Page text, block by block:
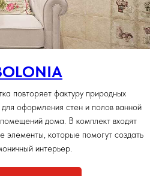
повторяет фактуру природных
оформления стен и полов ванной
дома. В комплект входят
элементы, которые помогут создать
интерьер.